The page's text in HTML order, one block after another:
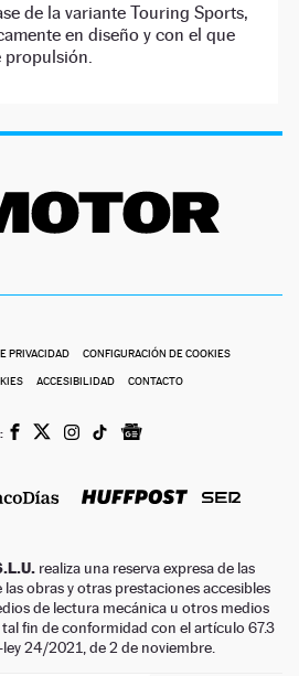
de la variante Touring Sports,
en diseño y con el que
PRIVACIDAD CONFIGURACIÓN DE COOKIES
ACCESIBILIDAD CONTACTO
realiza una reserva expresa de las
obras y otras prestaciones accesibles
de lectura mecánica u otros medios
fin de conformidad con el artículo 67.3
24/2021, de 2 de noviembre.